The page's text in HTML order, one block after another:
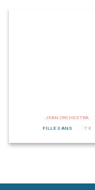
JEAN ORCHESTRA
FILLE 3 ANS
7 €